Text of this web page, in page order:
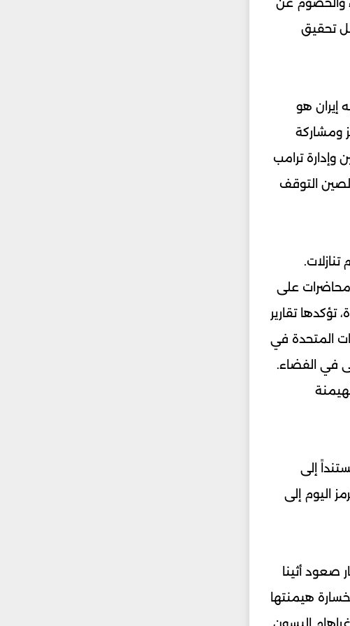
تحقيق
إيران هو
ومشاركة
وإدارة ترامب
التوقف
محاضرات على
تقارير
المتحدة في
في الفضاء.
إلى
اليوم إلى
صعود أثينا
هيمنتها
اليسون